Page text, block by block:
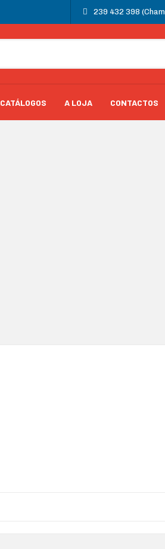
239 432 398
CATÁLOGOS A LOJA CONTACTOS